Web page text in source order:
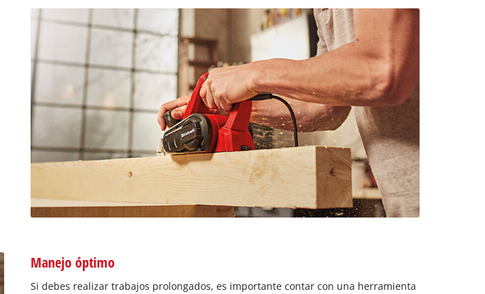
Manejo óptimo
Si debes realizar trabajos prolongados, es importante contar con una herramienta